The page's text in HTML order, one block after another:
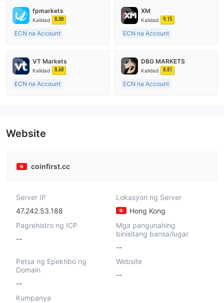
fpmarkets
Kalidad 8.88
ECN na Account
Kinokontrol sa Australia
Paggawa ng Market (MM)
XM
Kalidad 9.15
ECN na Account
Kinokontrol sa Australia
Paggawa ng Market (MM)
VT Markets
Kalidad 8.68
ECN na Account
Pangunahing label na MT4
DBG MARKETS
Kalidad 8.81
ECN na Account
Website
coinfirst.cc
Server IP
47.242.53.188
Lokasyon ng Server
Hong Kong
Pagrehistro ng ICP
--
Mga pangunahing
binisitang bansa/lugar
--
Petsa ng Epektibo ng
Domain
--
Website
--
Kumpanya